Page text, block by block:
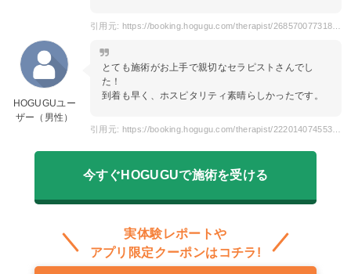
HOGUGUユー
ザー（男性）
とても施術がお上手で親切なセラピストさんでし
た！
到着も早く、ホスピタリティ素晴らしかったです。
今すぐHOGUGUで施術を受ける
実体験レポートや
アプリ限定クーポンはコチラ!